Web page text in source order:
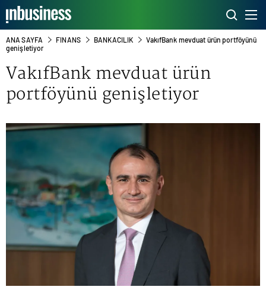
ANA SAYFA FINANS BANKACILIK
VakıfBank mevduat ürün portföyünü
genişletiyor
VakıfBank mevduat ürün
portföyünü genişletiyor